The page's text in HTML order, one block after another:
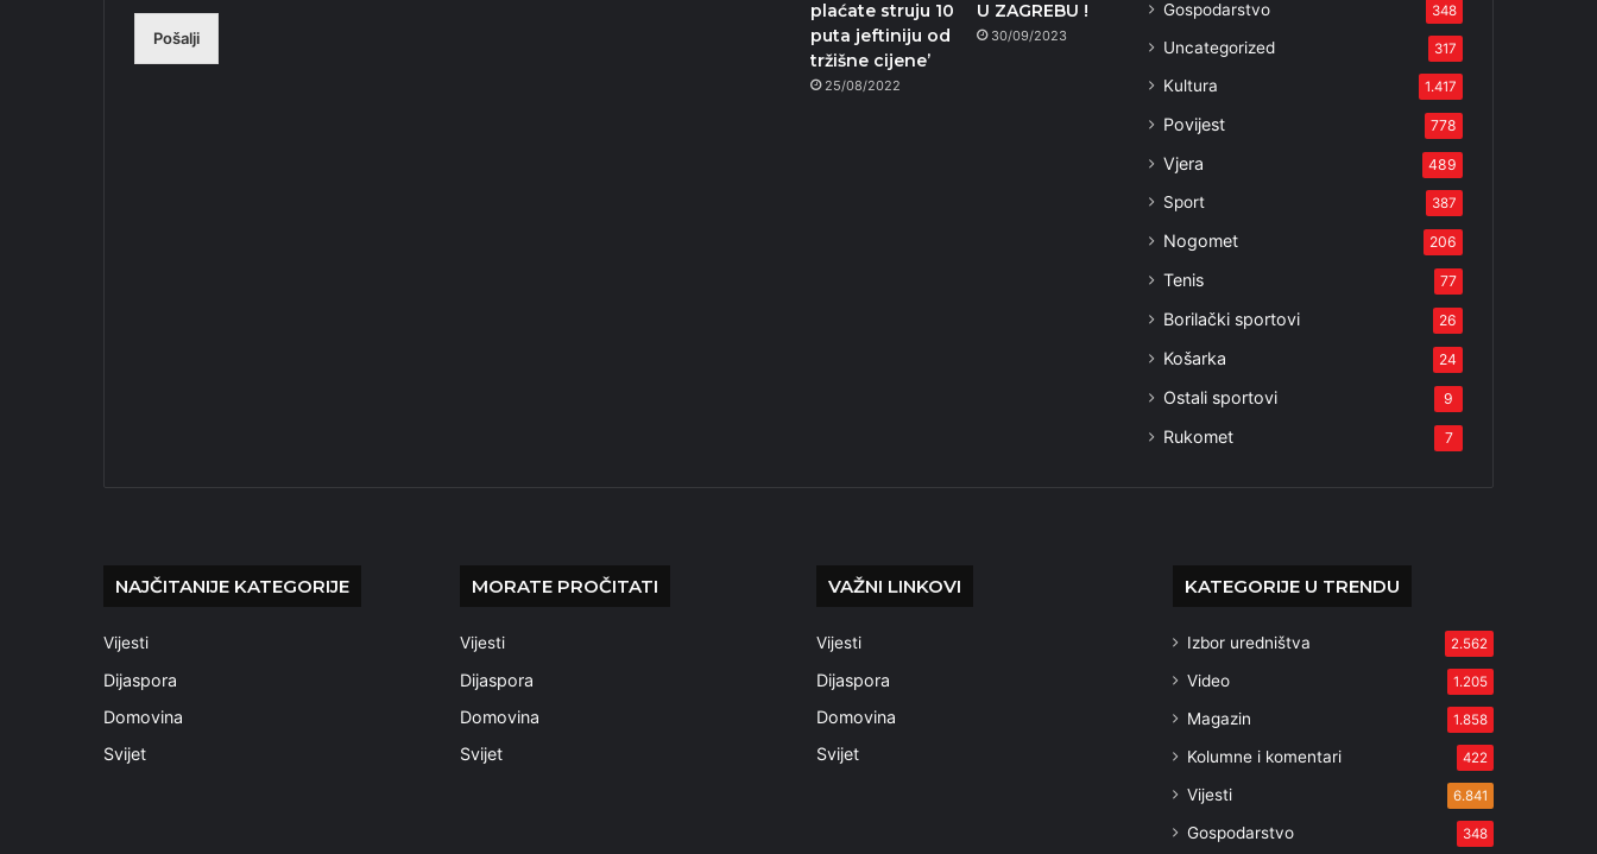
Pošalji
plaćate struju 10
puta jeftiniju od
tržišne cijene’
25/08/2022
U ZAGREBU !
30/09/2023
Gospodarstvo 348
Uncategorized 317
Kultura 1.417
Povijest 778
Vjera 489
Sport 387
Nogomet 206
Tenis 77
Borilački sportovi 26
Košarka 24
Ostali sportovi 9
Rukomet 7
NAJČITANIJE KATEGORIJE
Vijesti
Dijaspora
Domovina
Svijet
MORATE PROČITATI
Vijesti
Dijaspora
Domovina
Svijet
VAŽNI LINKOVI
Vijesti
Dijaspora
Domovina
Svijet
KATEGORIJE U TRENDU
Izbor uredništva 2.562
Video 1.205
Magazin 1.858
Kolumne i komentari 422
Vijesti 6.841
Gospodarstvo 348